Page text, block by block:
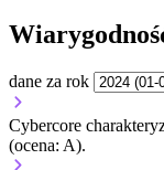
dane za rok
Cybercore
(ocena: A).